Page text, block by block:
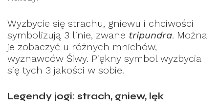
Wyzbycie się strachu, gniewu i chciwości
symbolizują 3 linie, zwane tripundra. Można
je zobaczyć u różnych mnichów,
wyznawców Śiwy. Piękny symbol wyzbycia
się tych 3 jakości w sobie.
Legendy jogi: strach, gniew, lęk